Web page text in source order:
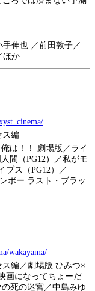
伸也 ／前田敦子／
ほか
ス編
は！！ 劇場版／ライ
間（PG12）／私がモ
ブス（PG12）／
ボー ラスト・ブラッ
wakayama/
ス編／劇場版 ひみつ×
画になってちょーだ
死の迷宮／中島みゆ